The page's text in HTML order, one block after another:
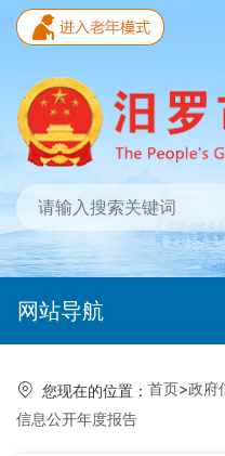
网站导航
您现在的位置： 首页>政府
信息公开年度报告